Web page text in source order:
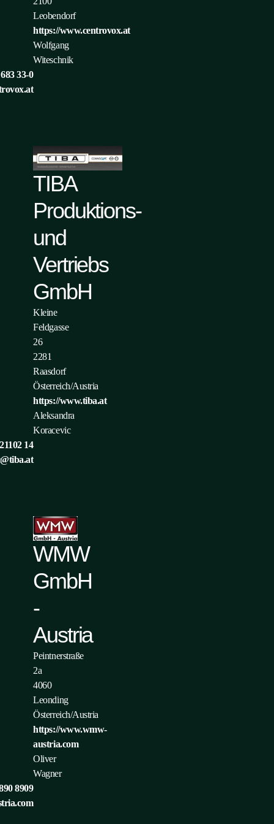
Leobendorf
https://www.centrovox.at
Wolfgang
Witeschnik
33-0
TIBA
Produktions-
und
Vertriebs
GmbH
Kleine
Feldgasse
26
2281
Raasdorf
Österreich/Austria
https://www.tiba.at
Aleksandra
Koracevic
14
WMW
GmbH
-
Austria
Peintnerstraße
2a
4060
Leonding
Österreich/Austria
https://www.wmw-
austria.com
Oliver
Wagner
8909